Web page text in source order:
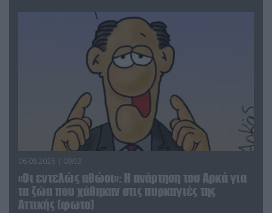
06.08.2026 | 09:03
«Οι εντελώς αθώοι»: Η ανάρτηση του Αρκά για
τα ζώα που χάθηκαν στις πυρκαγιές της
Αττικής (φωτο)